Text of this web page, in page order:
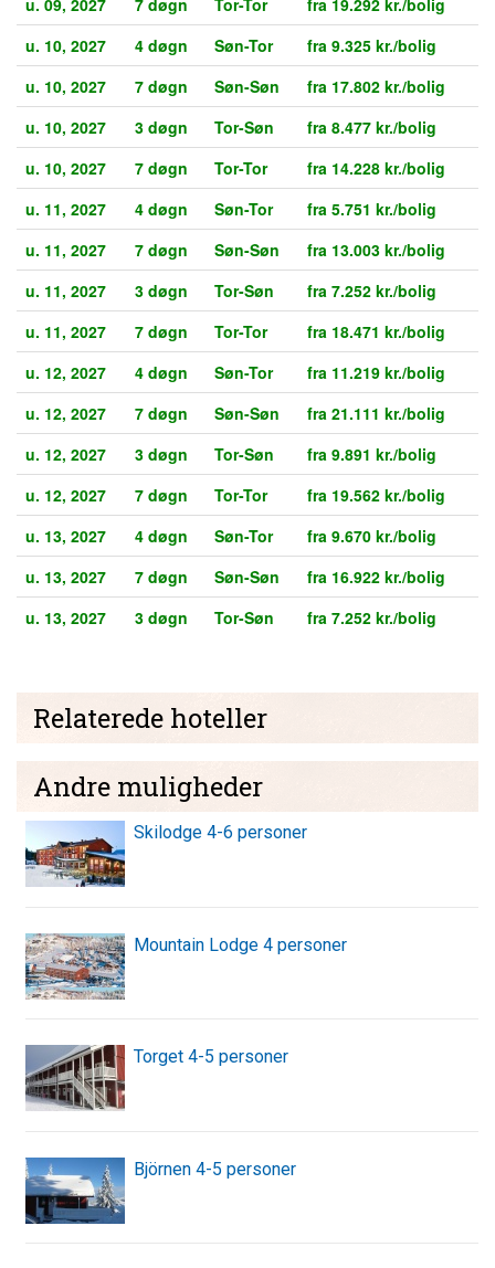
u. 10, 2027
4 døgn Søn-Tor
fra 9.325 kr./bolig
u. 10, 2027
7 døgn Søn-Søn
fra 17.802 kr./bolig
u. 10, 2027
3 døgn Tor-Søn
fra 8.477 kr./bolig
u. 10, 2027
7 døgn Tor-Tor
fra 14.228 kr./bolig
u. 11, 2027
4 døgn Søn-Tor
fra 5.751 kr./bolig
u. 11, 2027
7 døgn Søn-Søn
fra 13.003 kr./bolig
u. 11, 2027
3 døgn Tor-Søn
fra 7.252 kr./bolig
u. 11, 2027
7 døgn Tor-Tor
fra 18.471 kr./bolig
u. 12, 2027
4 døgn Søn-Tor
fra 11.219 kr./bolig
u. 12, 2027
7 døgn Søn-Søn
fra 21.111 kr./bolig
u. 12, 2027
3 døgn Tor-Søn
fra 9.891 kr./bolig
u. 12, 2027
7 døgn Tor-Tor
fra 19.562 kr./bolig
u. 13, 2027
4 døgn Søn-Tor
fra 9.670 kr./bolig
u. 13, 2027
7 døgn Søn-Søn
fra 16.922 kr./bolig
u. 13, 2027
3 døgn Tor-Søn fra 7.252 kr./bolig
Relaterede hoteller
Andre muligheder
Skilodge 4-6 personer
Mountain Lodge 4 personer
Torget 4-5 personer
Björnen 4-5 personer